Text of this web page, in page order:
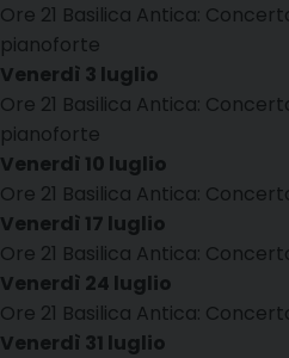
Ore 21 Basilica Antica:
pianoforte
Venerdì 3 luglio
Ore 21 Basilica Antica:
pianoforte
Venerdì 10 luglio
Ore 21 Basilica Antica:
Venerdì 17 luglio
Ore 21 Basilica Antica:
Venerdì 24 luglio
Ore 21 Basilica Antica:
Venerdì 31 luglio